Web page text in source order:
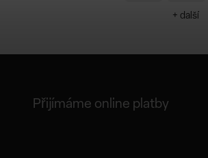
+ další
Přijímáme online platby